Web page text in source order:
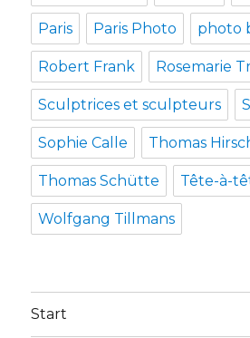
Paris Paris Photo photo
Robert Frank Rosemarie
Sculptrices et sculpteurs
Sophie Calle Thomas
Thomas Schütte Tête-à-
Wolfgang Tillmans
Start